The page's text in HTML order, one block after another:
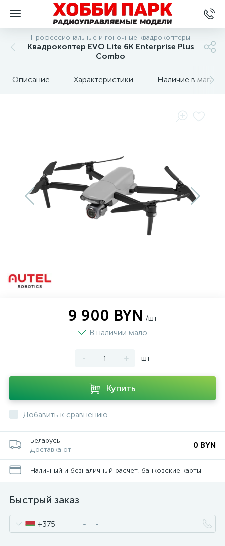
Профессиональные и гоночные квадрокоптеры
Квадрокоптер EVO Lite 6K Enterprise Plus
Combo
Описание Характеристики Наличие в
9 900 BYN /шт
В наличии мало
- + шт
Купить
Добавить к сравнению
Беларусь
Доставка от
0 BYN
Наличный и безналичный расчет, банковские карты
Быстрый заказ
+375